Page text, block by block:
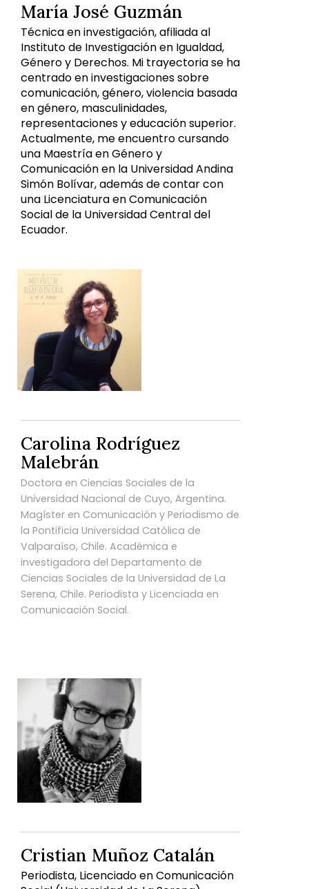
María José Guzmán
Técnica en investigación, afiliada al
Instituto de Investigación en Igualdad,
Género y Derechos. Mi trayectoria se ha
centrado en investigaciones sobre
comunicación, género, violencia basada
en género, masculinidades,
representaciones y educación superior.
Actualmente, me encuentro cursando
una Maestría en Género y
Comunicación en la Universidad Andina
Simón Bolívar, además de contar con
una Licenciatura en Comunicación
Social de la Universidad Central del
Ecuador.
Carolina Rodríguez
Malebrán
Doctora en Ciencias Sociales de la
Universidad Nacional de Cuyo, Argentina.
Magíster en Comunicación y Periodismo de
la Pontificia Universidad Católica de
Valparaíso, Chile. Académica e
investigadora del Departamento de
Ciencias Sociales de la Universidad de La
Serena, Chile. Periodista y Licenciada en
Comunicación Social.
Cristian Muñoz Catalán
Periodista, Licenciado en Comunicación